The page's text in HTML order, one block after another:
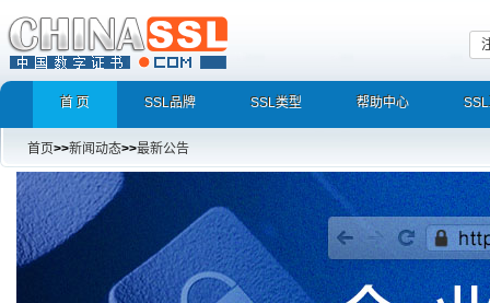
首 页 SSL品牌 SSL类型 帮助中心
首页>>新闻动态>>最新公告